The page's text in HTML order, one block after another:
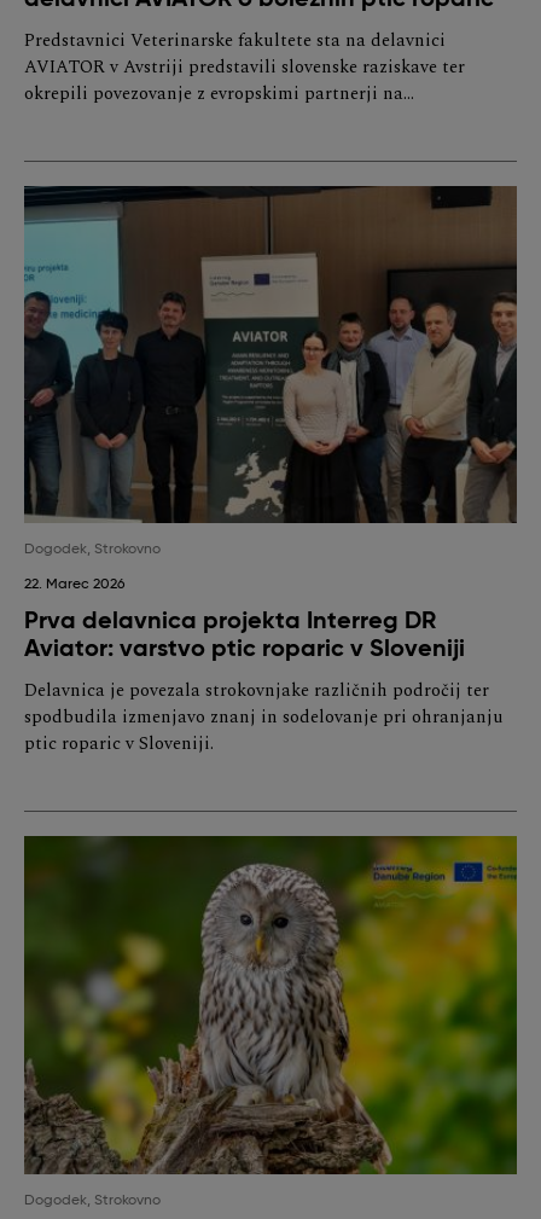
Predstavnici Veterinarske fakultete sta na delavnici
AVIATOR v Avstriji predstavili slovenske raziskave ter
okrepili povezovanje z evropskimi partnerji na…
Dogodek, Strokovno
22. Marec 2026
Prva delavnica projekta Interreg DR
Aviator: varstvo ptic roparic v Sloveniji
Delavnica je povezala strokovnjake različnih področij ter
spodbudila izmenjavo znanj in sodelovanje pri ohranjanju
ptic roparic v Sloveniji.
Dogodek, Strokovno